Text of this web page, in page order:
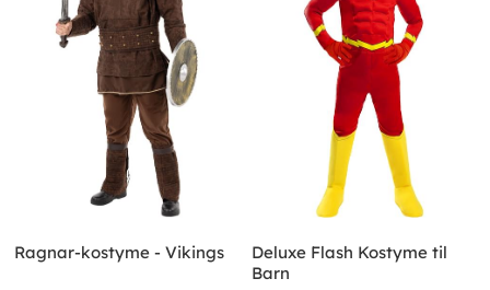
Ragnar-kostyme - Vikings
Deluxe Flash Kostyme til
Barn